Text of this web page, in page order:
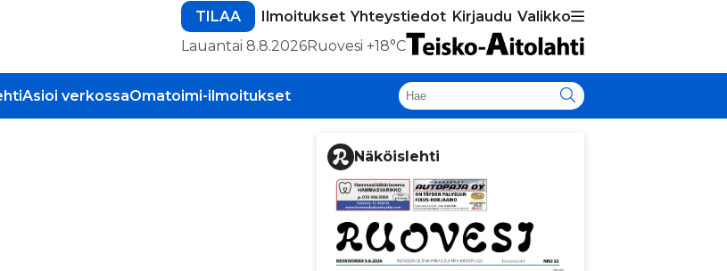
TILAA Ilmoitukset Yhteystiedot Kirjaudu Valikko
Lauantai 8.8.2026Ruovesi +18°C
Asioi verkossaOmatoimi-ilmoitukset
Näköislehti